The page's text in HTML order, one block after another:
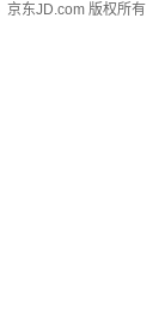
京东JD.com 版权所有